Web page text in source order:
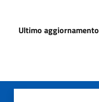
Ultimo aggiornamento